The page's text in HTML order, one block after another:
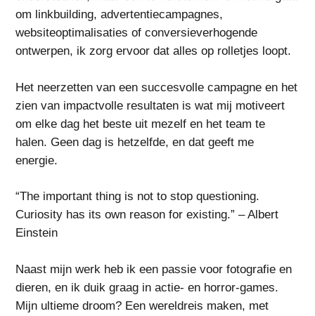
om linkbuilding, advertentiecampagnes,
websiteoptimalisaties of conversieverhogende
ontwerpen, ik zorg ervoor dat alles op rolletjes loopt.
Het neerzetten van een succesvolle campagne en het
zien van impactvolle resultaten is wat mij motiveert
om elke dag het beste uit mezelf en het team te
halen. Geen dag is hetzelfde, en dat geeft me
energie.
“The important thing is not to stop questioning.
Curiosity has its own reason for existing.” – Albert
Einstein
Naast mijn werk heb ik een passie voor fotografie en
dieren, en ik duik graag in actie- en horror-games.
Mijn ultieme droom? Een wereldreis maken, met